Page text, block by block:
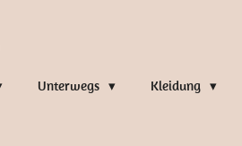
Unterwegs Kleidung